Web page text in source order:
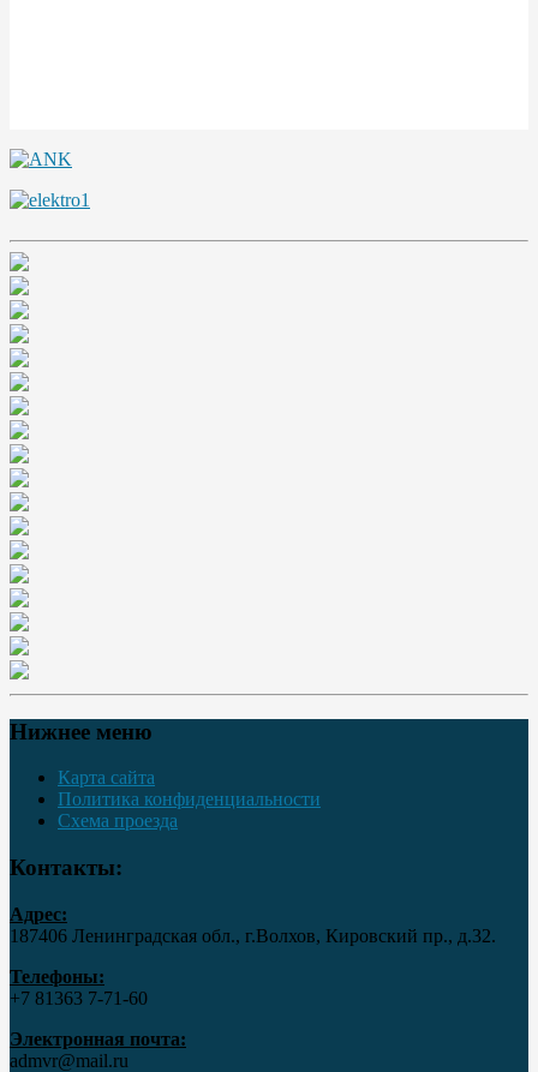
Нижнее меню
Карта сайта
Политика конфиденциальности
Схема проезда
Контакты:
Адрес:
187406 Ленинградская обл., г.Волхов, Кировский пр., д.32.
Телефоны:
+7 81363 7‑71-60
Электронная почта:
admvr@mail.ru